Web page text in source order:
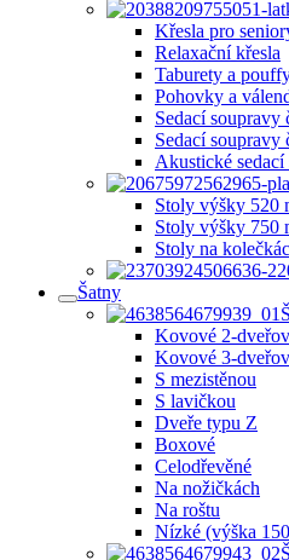
Křesla pro
Relaxační křesla
Taburety a
Pohovky a
Sedací soupravy
Sedací soupravy
Akustické
Stoly výšky 520
Stoly výšky 750
Stoly na
Šatny
Kovové 2-
Kovové 3-
S mezistěnou
S lavičkou
Dveře typu Z
Boxové
Celodřevěné
Na nožičkách
Na roštu
Nízké (výška